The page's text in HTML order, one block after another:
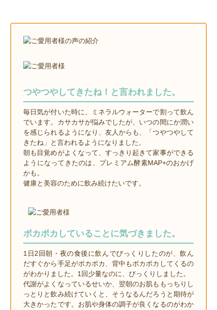
つやつやしてきたね！と言われました。
毎日気が付いた時に、ミネラルウォーターで割って飲ん
でいます。カサカサが悩みでしたが、いつの間にか潤い
を感じられるようになり、友人からも、「つやつやして
きたね」と言われるようになりました。
朝も目覚めがよくなって、すっきり起きて家事ができる
ようになってきたのは、プレミアム酵素MAP+のおかげ
かも。
健康と美容のために飲み続けたいです。
ポカポカしていることに気づきました。
1日2回朝・夜の食後に飲んでびっくりしたのが、飲ん
だすぐから手足がポカポカ、背中もポカポカしてくるの
がわかりました。1回少量なのに、びっくりしました。
代謝がよくなっているせいか、翌朝のお肌ももっちりし
っとりと飲み続けていくと、そうなるんだろうと期待が
大きかったです。お肌や身体の調子が良くなるのがわか